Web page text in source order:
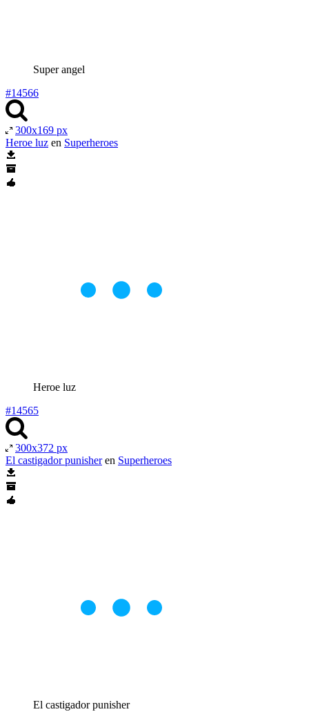
Super angel
#14566
300x169 px
Heroe luz en Superheroes
Heroe luz
#14565
300x372 px
El castigador punisheren Superheroes
El castigador punisher